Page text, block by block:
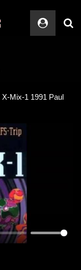
X-Mix-1 1991 Paul